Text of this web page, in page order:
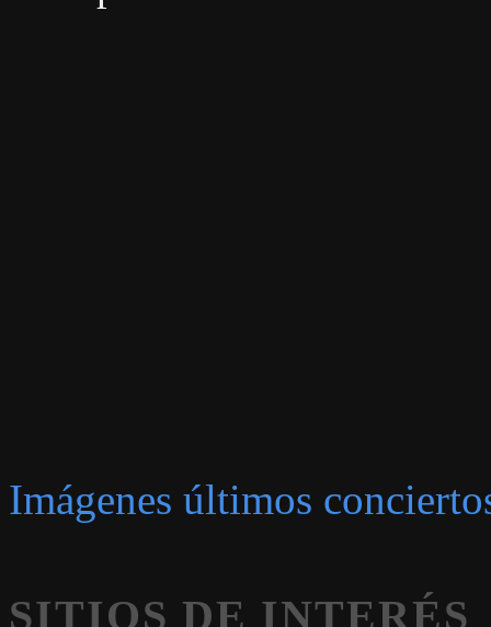
Imágenes últimos
SITIOS DE INTERÉS